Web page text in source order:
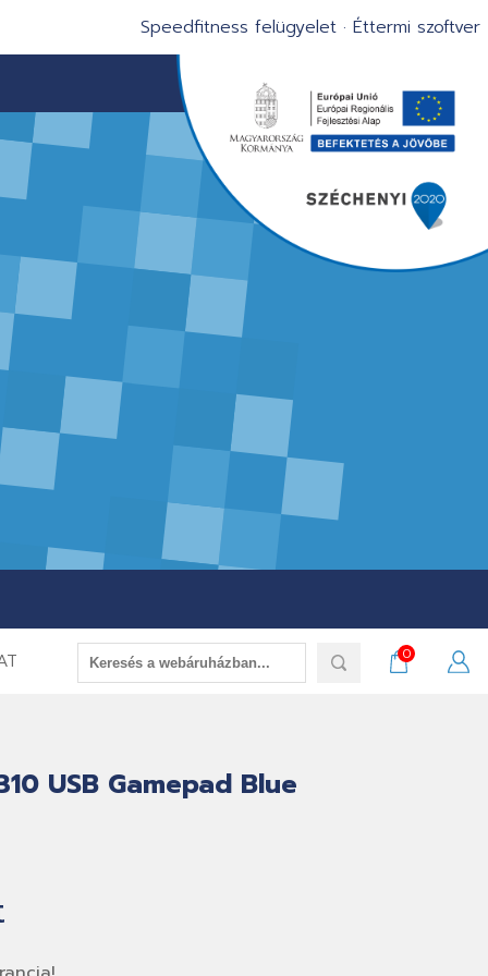
Speedfitness felügyelet ·Éttermi szoftver
0
USB Gamepad Blue